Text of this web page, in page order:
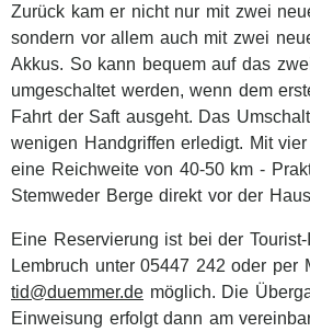
Zurück kam er nicht nur mit zwei
sondern vor allem auch mit zwei
Akkus. So kann bequem auf das
umgeschaltet werden, wenn dem
Fahrt der Saft ausgeht. Das
wenigen Handgriffen erledigt. Mit
eine Reichweite von 40-50 km -
Stemweder Berge direkt vor der
Eine Reservierung ist bei der
Lembruch unter05447 242 oder per
tid@duemmer.de möglich. Die
Einweisung erfolgt dann am